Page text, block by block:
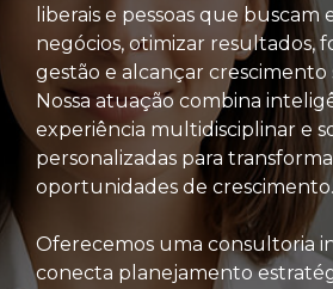
liberais e pessoas que
negócios, otimizar resultados,
gestão e alcançar crescimento
Nossa atuação combina
experiência multidisciplinar e
personalizadas para
oportunidades de crescimento.
Oferecemos uma consultoria
conecta planejamento